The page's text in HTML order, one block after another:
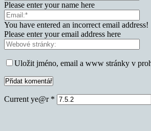
Please enter your name here
You have entered an incorrect email address!
Please enter your email address here
Uložit jméno, email a www stránky v
Current ye@r *